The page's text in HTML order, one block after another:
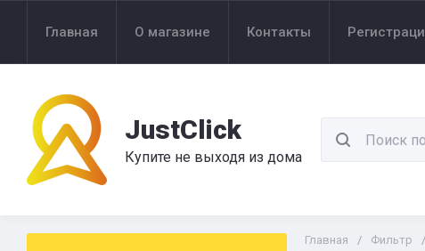
Главная О магазине Контакты
JustClick
Купите не выходя из дома
Главная / Фильтр /